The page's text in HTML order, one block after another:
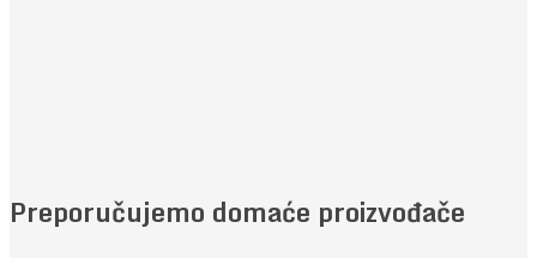
Preporučujemo domaće proizvođače